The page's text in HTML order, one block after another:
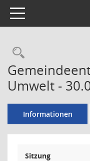
Toggle navigation
Umwelt -
Informationen
Sitzung